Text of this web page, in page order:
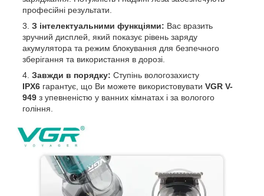
професійні результати.
З інтелектуальними функціями: Вас вразить
зручний дисплей, який показує рівень заряду
акумулятора та режим блокування для безпечного
зберігання та використання в дорозі.
Завжди в порядку: Ступінь вологозахисту
IPX6 гарантує, що Ви можете використовувати VGR V-
949 з упевненістю у ванних кімнатах і за вологого
гоління.